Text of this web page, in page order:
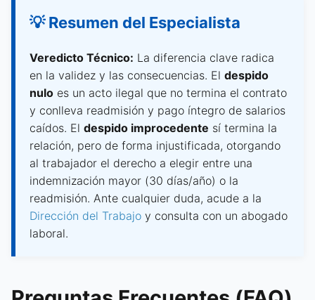
💡 Resumen del Especialista
Veredicto Técnico: La diferencia clave radica
en la validez y las consecuencias. El despido
nulo es un acto ilegal que no termina el contrato
y conlleva readmisión y pago íntegro de salarios
caídos. El despido improcedente sí termina la
relación, pero de forma injustificada, otorgando
al trabajador el derecho a elegir entre una
indemnización mayor (30 días/año) o la
readmisión. Ante cualquier duda, acude a la
Dirección del Trabajo y consulta con un abogado
laboral.